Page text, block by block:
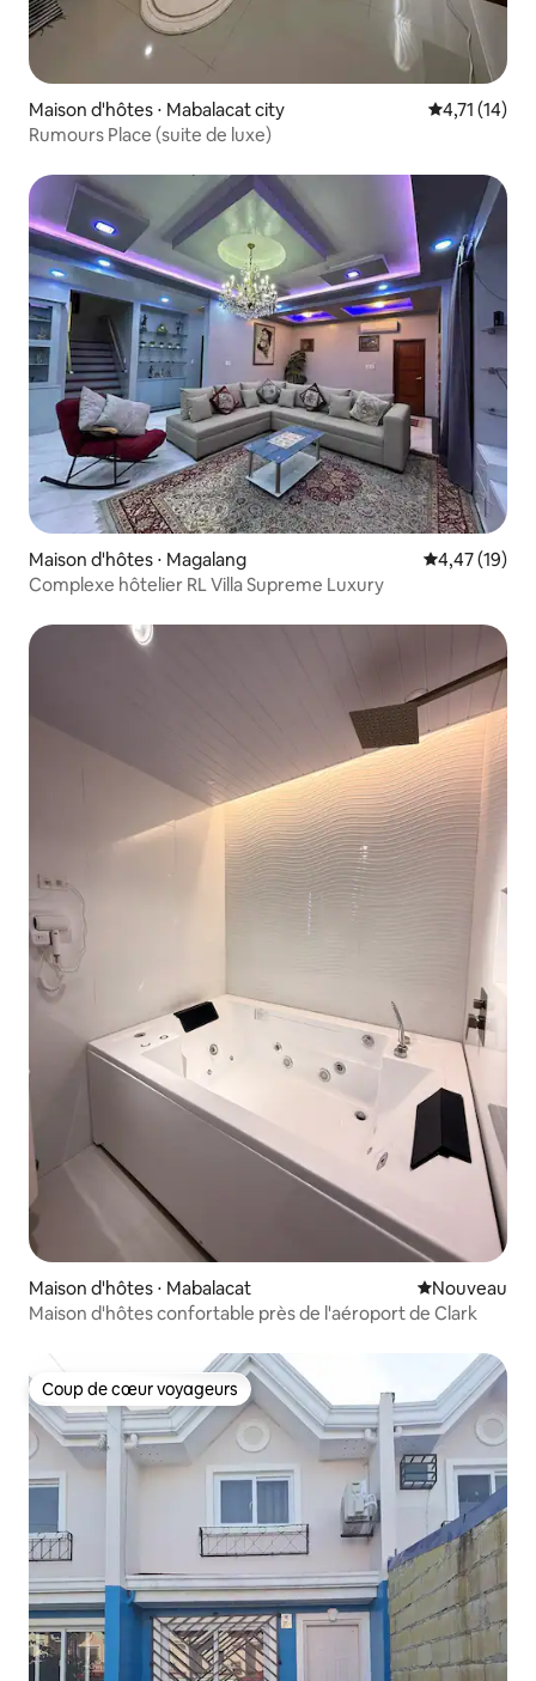
Maison d'hôtes ⋅ Mabalacat city Évaluation
4,71 (14)
Rumours Place (suite de luxe)
Maison d'hôtes ⋅ Magalang Évaluation
4,47 (19)
Complexe hôtelier RL Villa Supreme Luxury
Maison d'hôtes ⋅ Mabalacat Nouvel
Nouveau
Maison d'hôtes confortable près de l'aéroport de Clark
Coup de cœur voyageurs
Coup de cœur voyageurs